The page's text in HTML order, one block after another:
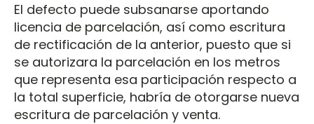
El defecto puede subsanarse aportando
licencia de parcelación, así como escritura
de rectificación de la anterior, puesto que si
se autorizara la parcelación en los metros
que representa esa participación respecto a
la total superficie, habría de otorgarse nueva
escritura de parcelación y venta.